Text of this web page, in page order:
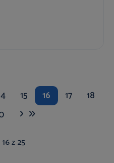
15 16 17
18
z 25